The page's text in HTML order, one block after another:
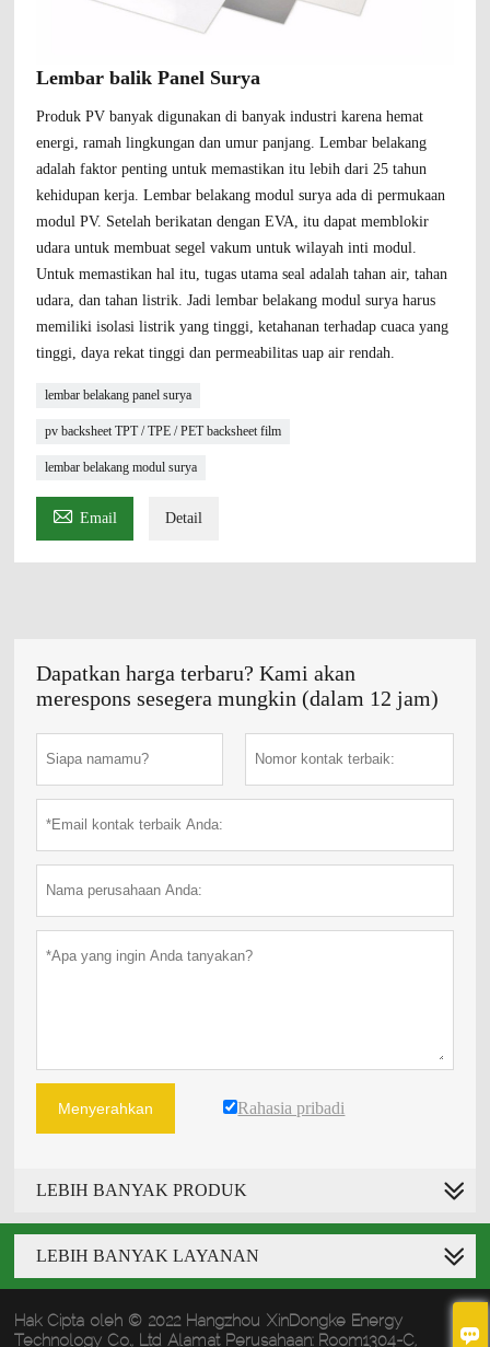

Lembar balik Panel Surya
Produk PV banyak digunakan di banyak industri karena hemat
energi, ramah lingkungan dan umur panjang. Lembar belakang
adalah faktor penting untuk memastikan itu lebih dari 25 tahun
kehidupan kerja. Lembar belakang modul surya ada di permukaan
modul PV. Setelah berikatan dengan EVA, itu dapat memblokir
udara untuk membuat segel vakum untuk wilayah inti modul.
Untuk memastikan hal itu, tugas utama seal adalah tahan air, tahan
udara, dan tahan listrik. Jadi lembar belakang modul surya harus
memiliki isolasi listrik yang tinggi, ketahanan terhadap cuaca yang
tinggi, daya rekat tinggi dan permeabilitas uap air rendah.
lembar belakang panel surya
pv backsheet TPT / TPE / PET backsheet film
lembar belakang modul surya
 Email Detail
Dapatkan harga terbaru? Kami akan
merespons sesegera mungkin (dalam 12 jam)
Menyerahkan Rahasia pribadi
LEBIH BANYAK PRODUK
LEBIH BANYAK LAYANAN
Hak Cipta oleh © 2022 Hangzhou XinDongke Energy
Technology Co., Ltd Alamat Perusahaan: Room1304-C,